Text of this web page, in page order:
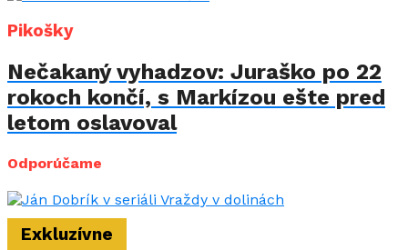
Pikošky
Nečakaný vyhadzov: Juraško po 22
rokoch končí, s Markízou ešte pred
letom oslavoval
Odporúčame
Exkluzívne